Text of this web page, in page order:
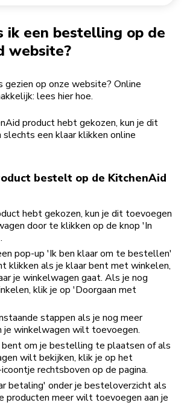
ik een bestelling op de
website?
gezien op onze website? Online
lees hier hoe.
product hebt gekozen, kun je dit
slechts een klaar klikken online
bestelt op de KitchenAid
hebt gekozen, kun je dit toevoegen
door te klikken op de knop 'In
pop-up 'Ik ben klaar om te bestellen'
klikken als je klaar bent met winkelen,
je winkelwagen gaat. Als je nog
klik je op 'Doorgaan met
stappen als je nog meer
je winkelwagen wilt toevoegen.
bent om je bestelling te plaatsen of als
wilt bekijken, klik je op het
rechtsboven op de pagina.
betaling' onder je besteloverzicht als
producten meer wilt toevoegen aan je